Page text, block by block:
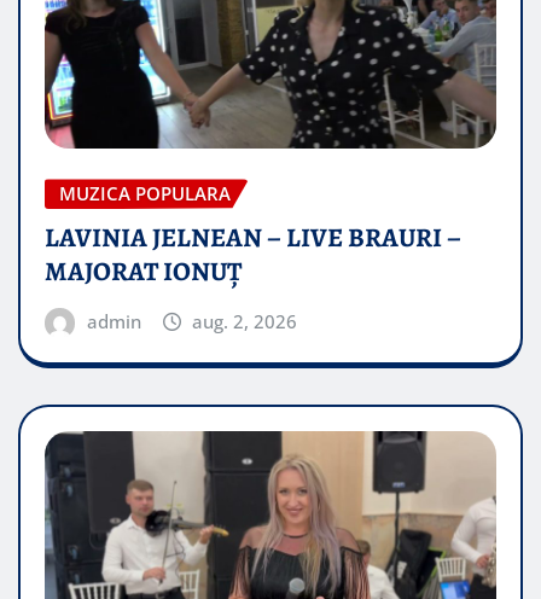
MUZICA POPULARA
LAVINIA JELNEAN – LIVE BRAURI –
MAJORAT IONUŢ
admin aug. 2, 2026